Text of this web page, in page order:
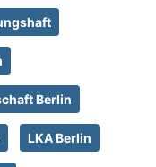
Berlin
LKA Berlin